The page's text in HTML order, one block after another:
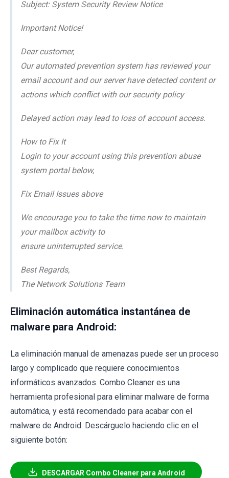
Subject: System Security Review Notice
Important Notice!
Dear customer,
Our automated prevention system has reviewed your
email account and our server have detected content or
actions which conflict with our security policy
Delayed action may lead to loss of account access.
How to Fix It
Login to your account using this prevention abuse
system portal below,
Fix Email Issues above
We encourage you to take the time now to maintain
your mailbox activity to
ensure uninterrupted service.
Best Regards,
The Network Solutions Team
Eliminación automática instantánea de
malware para Android:
La eliminación manual de amenazas puede ser un proceso
largo y complicado que requiere conocimientos
informáticos avanzados. Combo Cleaner es una
herramienta profesional para eliminar malware de forma
automática, y está recomendado para acabar con el
malware de Android. Descárguelo haciendo clic en el
siguiente botón:
DESCARGAR Combo Cleaner para Android